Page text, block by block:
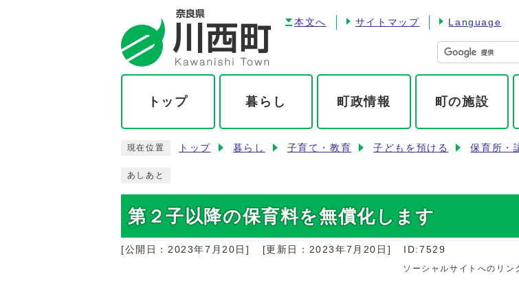
本文へ サイトマップ Language
トップ 暮らし 町政情報 町の施設
現在位置 トップ 暮らし 子育て・教育 子どもを預ける 保育所・
あしあと
第２子以降の保育料を無償化します
[公開日： 2023年7月20日 ] [更新日： 2023年7月20日 ] ID:7529
ソーシャルサイトへのリン